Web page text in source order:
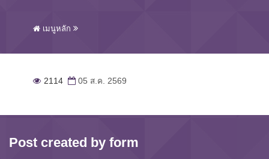
เมนูหลัก
2114 05 ส.ค. 2569
Post created by form